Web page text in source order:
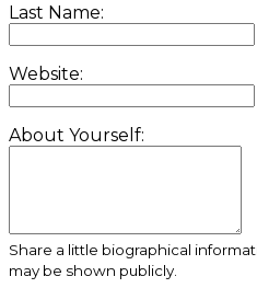
Last Name:
Website:
About Yourself:
Share a little biographical
may be shown publicly.